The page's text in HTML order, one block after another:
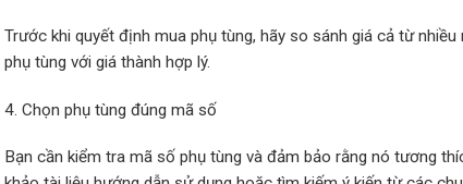
Trước khi quyết định mua phụ tùng, hãy so sánh giá cả từ
phụ tùng với giá thành hợp lý.
4. Chọn phụ tùng đúng mã số
Bạn cần kiểm tra mã số phụ tùng và đảm bảo rằng nó tương